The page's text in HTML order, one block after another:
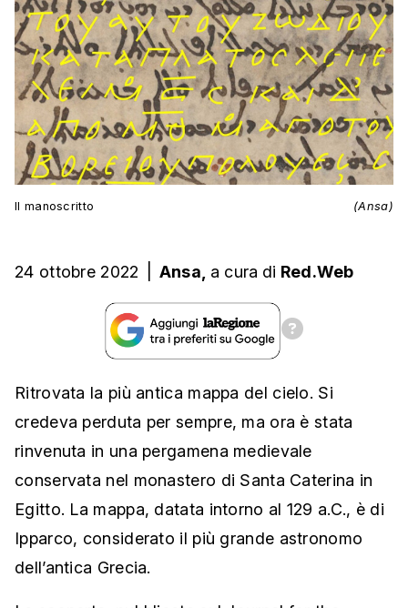
Il manoscritto (Ansa)
24 ottobre 2022 Ansa, a cura di Red.Web
Ritrovata la più antica mappa del cielo. Si
credeva perduta per sempre, ma ora è stata
rinvenuta in una pergamena medievale
conservata nel monastero di Santa Caterina in
Egitto. La mappa, datata intorno al 129 a.C., è di
Ipparco, considerato il più grande astronomo
dell’antica Grecia.